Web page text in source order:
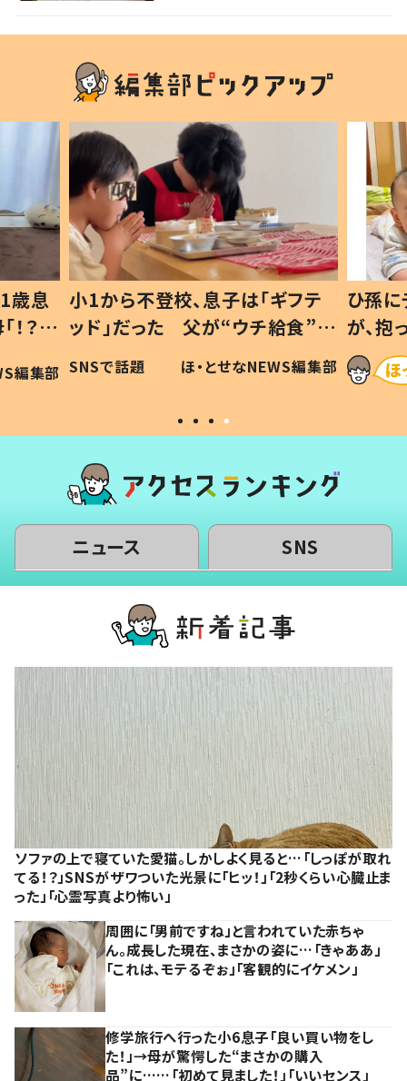
歳息
？」
編集部
小1から不登校、息子は「ギフテ
ッド」だった 父が“ウチ給食”を
作り続ける理由とは #令和の親
#令和の子
SNSで話題 ほ・とせなNEWS編集部
ひ孫
が、
「涙が
い」
ニュース SNS
ソファの上で寝ていた愛猫。しかしよく見ると…「しっぽが取れ
てる！？」SNSがザワついた光景に「ヒッ！」「2秒くらい心臓止ま
った」「心霊写真より怖い」
周囲に「男前ですね」と言われていた赤ちゃ
ん。成長した現在、まさかの姿に…「きゃああ」
「これは、モテるぞぉ」「客観的にイケメン」
修学旅行へ行った小6息子「良い買い物をし
た！」→母が驚愕した“まさかの購入
品”に……「初めて見ました！」「いいセンス」